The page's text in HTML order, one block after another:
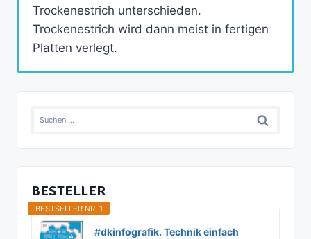
Trockenestrich unterschieden.
Trockenestrich wird dann meist in fertigen
Platten verlegt.
Suchen
BESTELLER
BESTSELLER NR. 1
#dkinfografik. Technik einfach